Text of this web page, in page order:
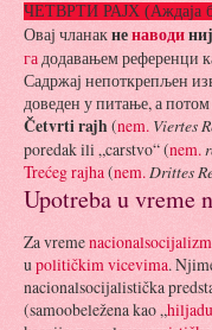
ЧЕТВРТИ РАЈХ (Аждаја
Овај чланакненаводи
га додавањем референци
Садржај непоткрепљен
доведен у питање, а
Četvrti rajh(nem. Viertes
poredak ili „carstvo“ (nem.
Trećeg rajha(nem. Drittes
Upotreba u vreme
Za vreme
upolitičkim vicevima.
nacionalsocijalistička
(samoobeležena kao „